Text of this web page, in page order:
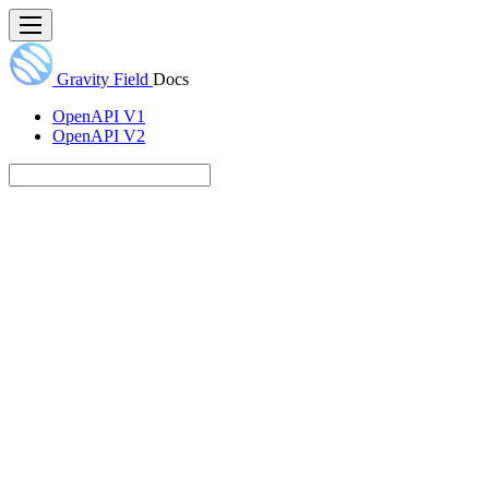
Gravity Field Docs
OpenAPI V1
OpenAPI V2